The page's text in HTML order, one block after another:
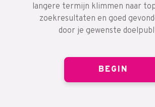
langere termijn klimmen naar
zoekresultaten en goed
door je gewenste
BEGIN